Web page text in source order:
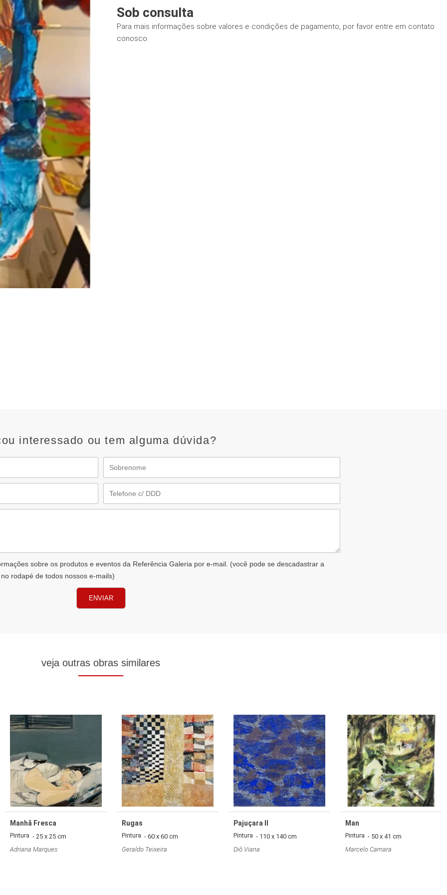
Sob consulta
Para mais informações sobre valores e condições de pagamento, por favor entre em contato
conosco.
interessado ou tem alguma dúvida?
sobre os produtos e eventos da Referência Galeria por e-mail. (você pode se descadastrar a
rodapé de todos nossos e-mails)
ENVIAR
veja outras obras similares
Manhã Fresca
Pintura - 25 x 25 cm
Adriana Marques
Rugas
Pintura - 60 x 60 cm
Geraldo Teixeira
Pajuçara II
Pintura - 110 x 140 cm
Diô Viana
Man
Pintura - 50 x 41 cm
Marcelo Camara